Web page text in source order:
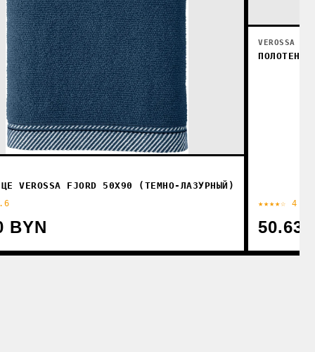
VEROSSA FJORD 50X90 (ТЕМНО-ЛАЗУРНЫЙ)
BYN
VEROSSA
★★★★☆ 4
50.63